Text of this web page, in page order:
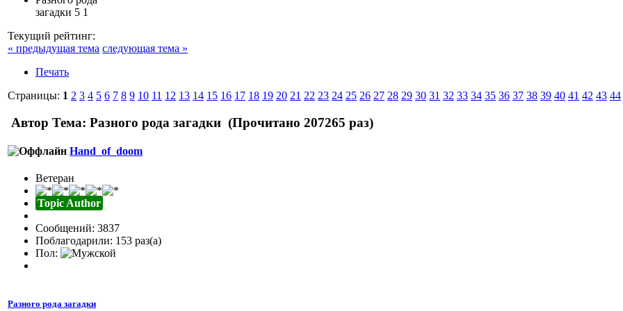
загадки 5 1
Текущий рейтинг:
« предыдущая тема следующая тема »
Печать
Страницы: 1 2 3 4 5 6 7 8 9 10 11 12 13 14 15 16 17 18 19 20 21 22 23 24 25 26 27 28 29 30 31 32 33 34 35 36 37 38 39 40 41 42 43 44
Автор Тема: Разного рода загадки (Прочитано 207265 раз)
Hand_of_doom
Ветеран
Topic Author
Сообщений: 3837
Поблагодарили: 153 раз(а)
Пол:
Разного рода загадки